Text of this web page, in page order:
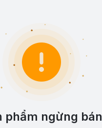
phẩm ngừng bán